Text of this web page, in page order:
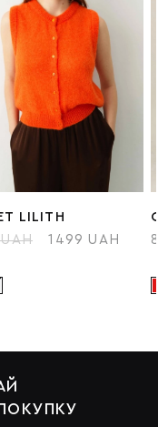
LILITH
1499 UAH